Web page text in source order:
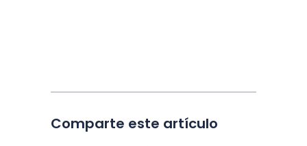
Comparte este artículo